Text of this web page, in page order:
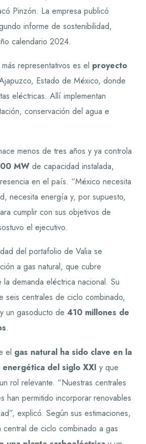
Pinzón. La empresa publicó
informe de sostenibilidad,
calendario 2024.
representativos es el proyecto
Estado de México, donde
eléctricas. Allí implementan
conservación del agua e
menos de tres años y ya controla
MW de capacidad instalada,
en el país. “México necesita
necesita energía y, por supuesto,
cumplir con sus objetivos de
el ejecutivo.
del portafolio de Valia se
a gas natural, que cubre
demanda eléctrica nacional. Su
seis centrales de ciclo combinado,
un gasoducto de410 millones de
.
el gas natural ha sido clave en la
del siglo XXI y que
rol relevante. “Nuestras centrales
han permitido incorporar renovables
explicó. Según sus estimaciones,
central de ciclo combinado a gas